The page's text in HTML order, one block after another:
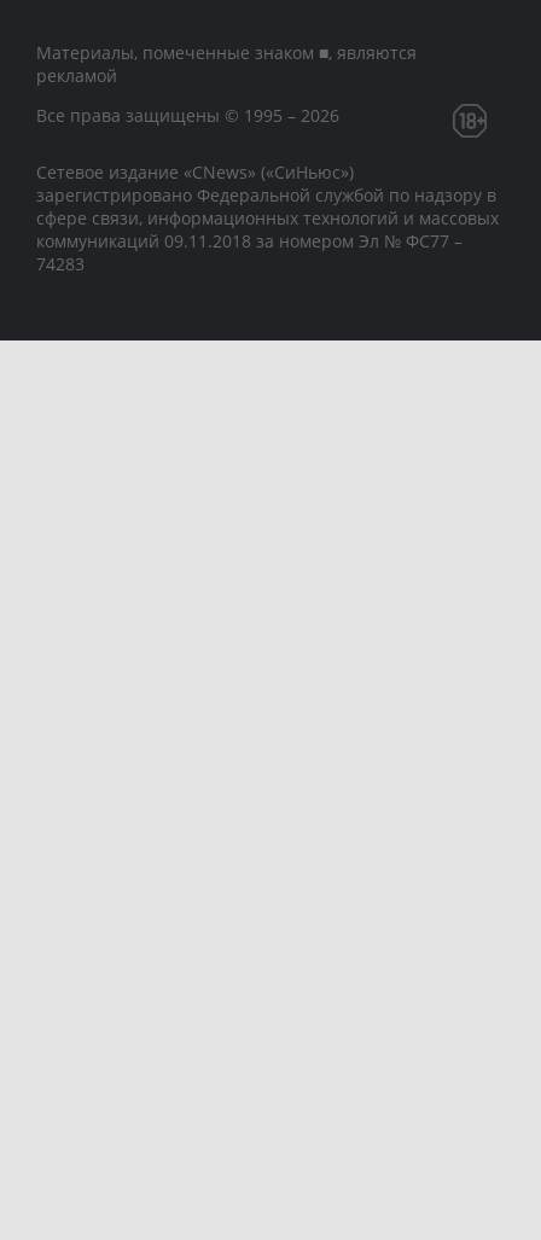
Материалы, помеченные знаком ■, являются
рекламой
Все права защищены © 1995 – 2026
Сетевое издание «CNews» («СиНьюс»)
зарегистрировано Федеральной службой по надзору в
сфере связи, информационных технологий и массовых
коммуникаций 09.11.2018 за номером Эл № ФС77 –
74283